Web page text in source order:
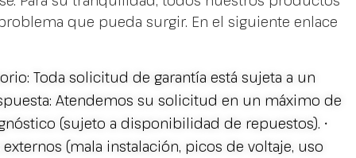
que pueda surgir. En el siguiente enlace
Toda solicitud de garantía está sujeta a un
Atendemos su solicitud en un máximo de
(sujeto a disponibilidad de repuestos). •
(mala instalación, picos de voltaje, uso